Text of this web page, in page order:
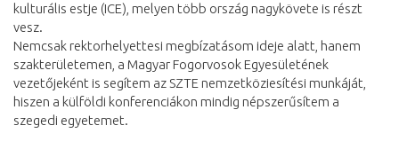
kulturális estje (ICE), melyen több ország nagykövete is részt
vesz.
Nemcsak rektorhelyettesi megbízatásom ideje alatt, hanem
szakterületemen, a Magyar Fogorvosok Egyesületének
vezetőjeként is segítem az SZTE nemzetköziesítési munkáját,
hiszen a külföldi konferenciákon mindig népszerűsítem a
szegedi egyetemet.